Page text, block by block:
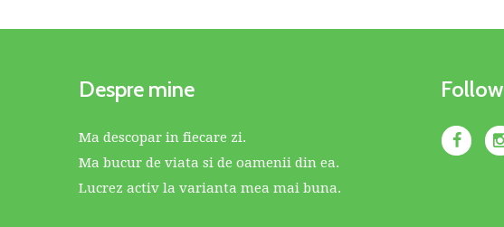
Despre mine
Ma descopar in fiecare zi.
Ma bucur de viata si de oamenii din ea.
Lucrez activ la varianta mea mai buna.